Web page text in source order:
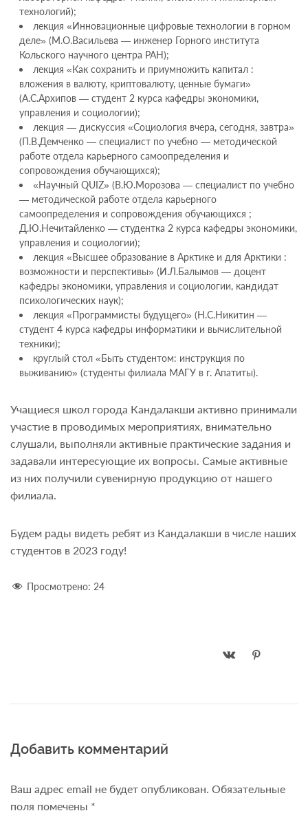
технологий);
лекция «Инновационные цифровые технологии в горном
деле» (М.О.Васильева — инженер Горного института
Кольского научного центра РАН);
лекция «Как сохранить и приумножить капитал :
вложения в валюту, криптовалюту, ценные бумаги»
(А.С.Архипов — студент 2 курса кафедры экономики,
управления и социологии);
лекция — дискуссия «Социология вчера, сегодня, завтра»
(П.В.Демченко — специалист по учебно — методической
работе отдела карьерного самоопределения и
сопровождения обучающихся);
«Научный QUIZ» (В.Ю.Морозова — специалист по учебно
— методической работе отдела карьерного
самоопределения и сопровождения обучающихся ;
Д.Ю.Нечитайленко — студентка 2 курса кафедры экономики,
управления и социологии);
лекция «Высшее образование в Арктике и для Арктики :
возможности и перспективы» (И.Л.Балымов — доцент
кафедры экономики, управления и социологии, кандидат
психологических наук);
лекция «Программисты будущего» (Н.С.Никитин —
студент 4 курса кафедры информатики и вычислительной
техники);
круглый стол «Быть студентом: инструкция по
выживанию» (студенты филиала МАГУ в г. Апатиты).
Учащиеся школ города Кандалакши активно принимали
участие в проводимых мероприятиях, внимательно
слушали, выполняли активные практические задания и
задавали интересующие их вопросы. Самые активные
из них получили сувенирную продукцию от нашего
филиала.
Будем рады видеть ребят из Кандалакши в числе наших
студентов в 2023 году!
Просмотрено: 24
Добавить комментарий
Ваш адрес email не будет опубликован. Обязательные
поля помечены *